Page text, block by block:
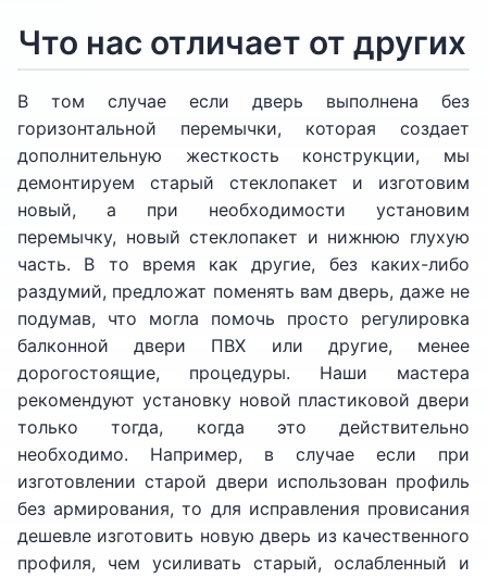
Что нас отличает от других
В том случае если дверь выполнена без
горизонтальной перемычки, которая создает
дополнительную жесткость конструкции, мы
демонтируем старый стеклопакет и изготовим
новый, а при необходимости установим
перемычку, новый стеклопакет и нижнюю глухую
часть. В то время как другие, без каких-либо
раздумий, предложат поменять вам дверь, даже не
подумав, что могла помочь просто регулировка
балконной двери ПВХ или другие, менее
дорогостоящие, процедуры. Наши мастера
рекомендуют установку новой пластиковой двери
только тогда, когда это действительно
необходимо. Например, в случае если при
изготовлении старой двери использован профиль
без армирования, то для исправления провисания
дешевле изготовить новую дверь из качественного
профиля, чем усиливать старый, ослабленный и